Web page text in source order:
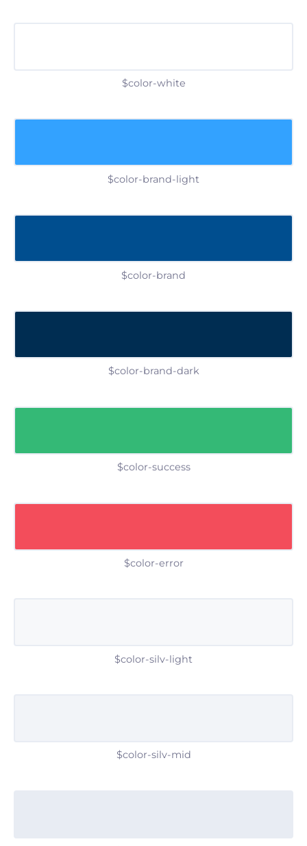
$color-white
$color-brand-light
$color-brand
$color-brand-dark
$color-success
$color-error
$color-silv-light
$color-silv-mid